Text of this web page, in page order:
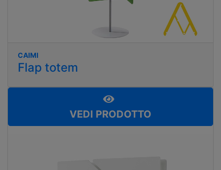
CAIMI
Flap totem
VEDI PRODOTTO